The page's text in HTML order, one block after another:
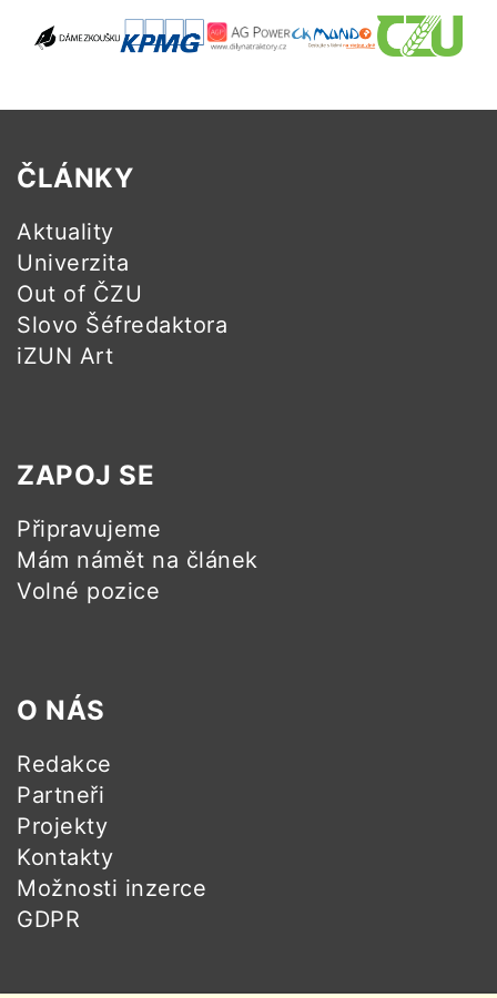
ČLÁNKY
Aktuality
Univerzita
Out of ČZU
Slovo Šéfredaktora
iZUN Art
ZAPOJ SE
Připravujeme
Mám námět na článek
Volné pozice
O NÁS
Redakce
Partneři
Projekty
Kontakty
Možnosti inzerce
GDPR